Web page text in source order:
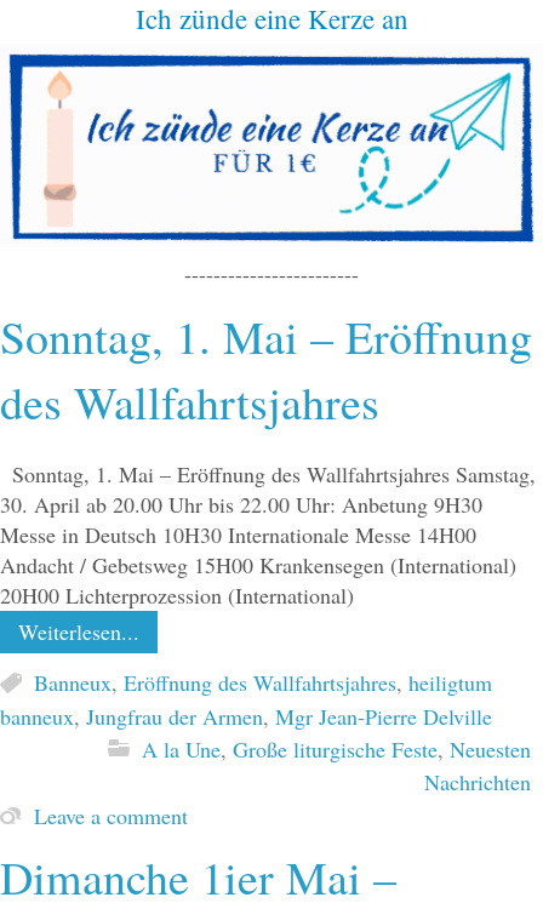
Ich zünde eine Kerze an
------------------------
Sonntag, 1. Mai – Eröffnung
des Wallfahrtsjahres
Sonntag, 1. Mai – Eröffnung des Wallfahrtsjahres Samstag,
30. April ab 20.00 Uhr bis 22.00 Uhr: Anbetung 9H30
Messe in Deutsch 10H30 Internationale Messe 14H00
Andacht / Gebetsweg 15H00 Krankensegen (International)
20H00 Lichterprozession (International)
Weiterlesen...
Banneux, Eröffnung des Wallfahrtsjahres, heiligtum
banneux, Jungfrau der Armen, Mgr Jean-Pierre Delville
A la Une, Große liturgische Feste, Neuesten
Nachrichten
Leave a comment
Dimanche 1ier Mai –